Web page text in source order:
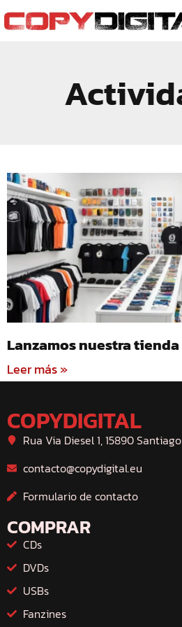
contenido
Lanzamos nuestra
Leer más »
COPYDIGITAL
Rua Via Diesel 1, 15890
contacto@copydigital.eu
Formulario de contacto
COMPRAR
CDs
DVDs
USBs
Fanzines